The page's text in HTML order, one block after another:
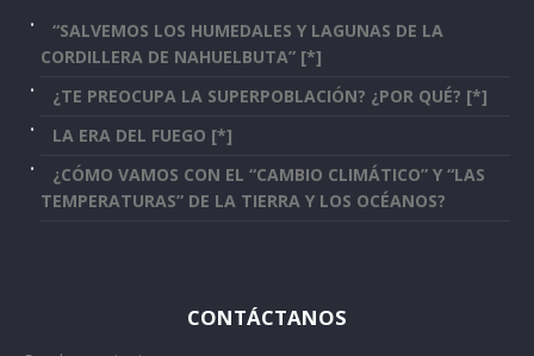
“SALVEMOS LOS HUMEDALES Y LAGUNAS DE LA
CORDILLERA DE NAHUELBUTA” [*]
¿TE PREOCUPA LA SUPERPOBLACIÓN? ¿POR QUÉ? [*]
LA ERA DEL FUEGO [*]
¿CÓMO VAMOS CON EL “CAMBIO CLIMÁTICO” Y “LAS
TEMPERATURAS” DE LA TIERRA Y LOS OCÉANOS?
CONTÁCTANOS